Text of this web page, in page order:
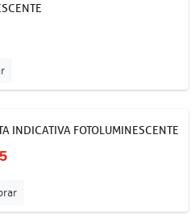
INDICATIVA FOTOLUMINESCENTE